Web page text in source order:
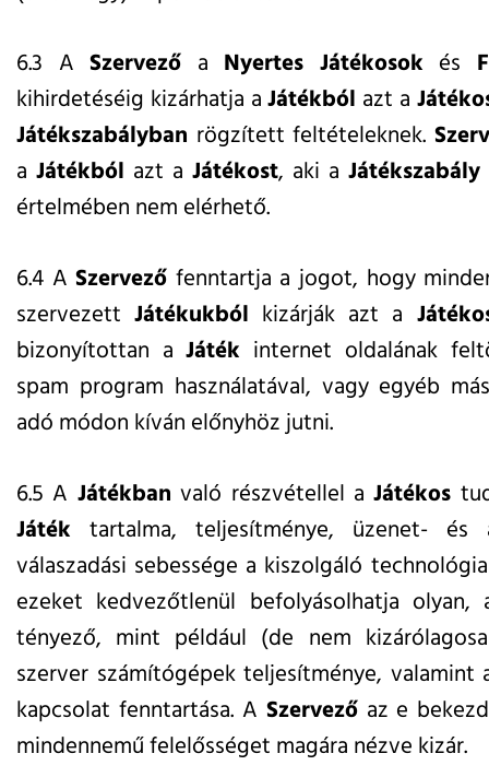
6.3 A Szervező a Nyertes Játékosok és
kihirdetéséig kizárhatja aJátékból azt a
Játékszabályban rögzített feltételeknek.
a Játékból azt a Játékost, aki a Játékszabály
értelmében nem elérhető.
6.4 ASzervező fenntartja a jogot, hogy
szervezettJátékukból kizárják azt a
bizonyítottan aJáték internet oldalának
spam program használatával, vagy egyéb
adó módon kíván előnyhöz jutni.
6.5 A Játékban való részvétellel aJátékos
Játék tartalma, teljesítménye, üzenet- és
válaszadási sebessége a kiszolgáló
ezeket kedvezőtlenül befolyásolhatja
tényező, mint például (de nem
szerver számítógépek teljesítménye, valamint
kapcsolat fenntartása. A Szervezőaz e
mindennemű felelősséget magára nézve kizár.